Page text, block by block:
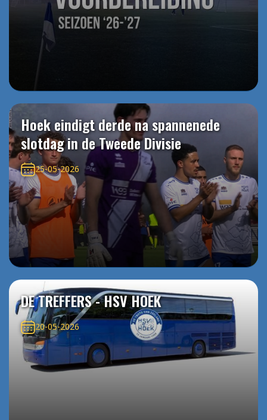
Hoek eindigt derde na spannenede
slotdag in de Tweede Divisie
25-05-2026
DE TREFFERS - HSV HOEK
20-05-2026